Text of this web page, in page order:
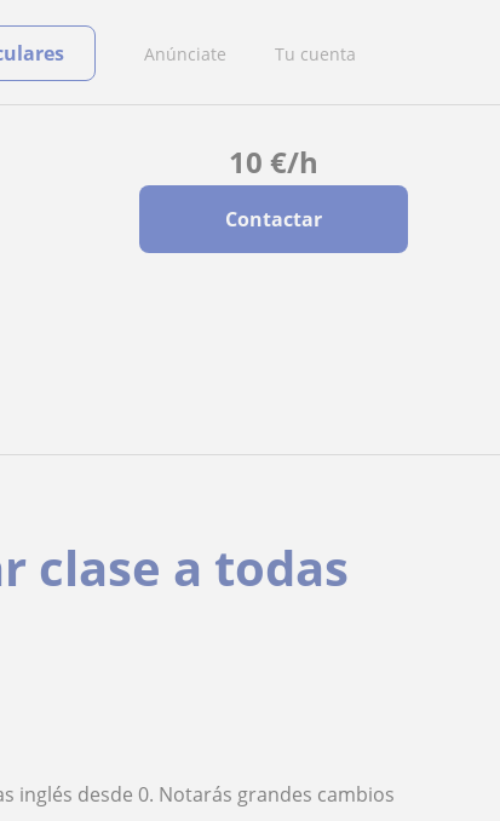
Anúnciate Tu cuenta
10 €/h
Contactar
clase a todas
inglés desde 0. Notarás grandes cambios